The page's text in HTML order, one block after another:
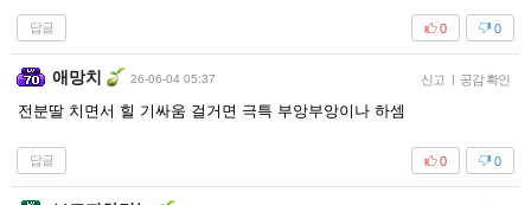
답글 0
0
애망치 26-06-04 05:37 신고 | 공감 확인
전분딸 치면서 힐 기싸움 걸거면 극특 부앙부앙이나 하셈
답글 0
0